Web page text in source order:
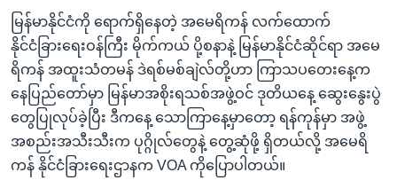
ရန်
ရှာဖွေ
ရန်
နေရာ
ကျော်
ဘာသာစကားများ
မြန်မာနိုင်ငံကို ရောက်ရှိနေတဲ့ အမေရိကန် လက်ထောက်
နိုင်ငံခြားရေးဝန်ကြီး မိုက်ကယ် ပို့စနာနဲ့ မြန်မာနိုင်ငံဆိုင်ရာ အမေ
ရိကန် အထူးသံတမန် ဒဲရစ်မစ်ချဲလ်တို့ဟာ ကြာသပတေးနေ့က
နေပြည်တော်မှာ မြန်မာအစိုးရသစ်အဖွဲ့ဝင် ဒုတိယနေ့ ဆွေးနွေးပွဲ
တွေပြုလုပ်ခဲ့ပြီး ဒီကနေ့ သောကြာနေ့မှာတော့ ရန်ကုန်မှာ အဖွဲ့
အစည်းအသီးသီးက ပုဂ္ဂိုလ်တွေနဲ့ တွေ့ဆုံဖို့ ရှိတယ်လို့ အမေရိ
ကန် နိုင်ငံခြားရေးဌာနက VOA ကိုပြောပါတယ်။